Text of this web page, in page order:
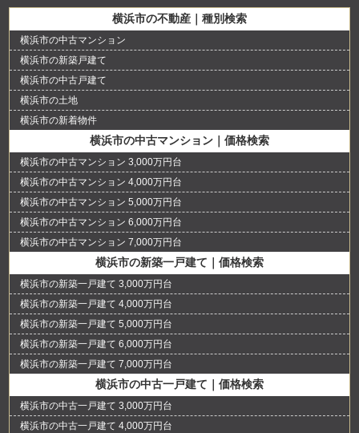
横浜市の不動産｜種別検索
横浜市の中古マンション
横浜市の新築戸建て
横浜市の中古戸建て
横浜市の土地
横浜市の新着物件
横浜市の中古マンション｜価格検索
横浜市の中古マンション 3,000万円台
横浜市の中古マンション 4,000万円台
横浜市の中古マンション 5,000万円台
横浜市の中古マンション 6,000万円台
横浜市の中古マンション 7,000万円台
横浜市の新築一戸建て｜価格検索
横浜市の新築一戸建て 3,000万円台
横浜市の新築一戸建て 4,000万円台
横浜市の新築一戸建て 5,000万円台
横浜市の新築一戸建て 6,000万円台
横浜市の新築一戸建て 7,000万円台
横浜市の中古一戸建て｜価格検索
横浜市の中古一戸建て 3,000万円台
横浜市の中古一戸建て 4,000万円台